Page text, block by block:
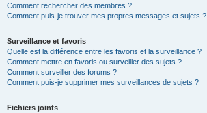
Comment rechercher des membres ?
Comment puis-je trouver mes propres messages et sujets ?
Surveillance et favoris
Quelle est la différence entre les favoris et la surveillance ?
Comment mettre en favoris ou surveiller des sujets ?
Comment surveiller des forums ?
Comment puis-je supprimer mes surveillances de sujets ?
Fichiers joints